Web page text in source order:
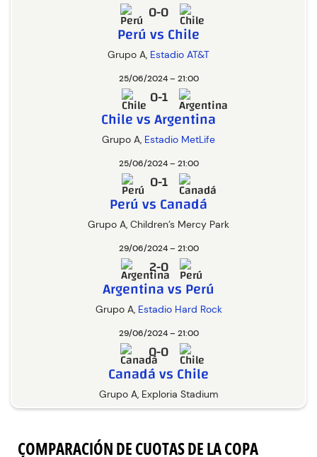
Grupo A, Estadio AT&T
0-0
Perú vs Chile
25/06/2024 – 21:00
Grupo A, Estadio MetLife
0-1
Chile vs Argentina
25/06/2024 – 21:00
Grupo A, Children’s Mercy Park
0-1
Perú vs Canadá
29/06/2024 – 21:00
Grupo A, Estadio Hard Rock
2-0
Argentina vs Perú
29/06/2024 – 21:00
Grupo A, Exploria Stadium
0-0
Canadá vs Chile